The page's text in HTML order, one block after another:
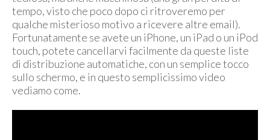
tempo, visto che poco dopo ci ritroveremo per
qualche misterioso motivo a ricevere altre email).
Fortunatamente se avete un iPhone, un iPad o un iPod
touch, potete cancellarvi facilmente da queste liste
di distribuzione automatiche, con un semplice tocco
sullo schermo, e in questo semplicissimo video
vediamo come.